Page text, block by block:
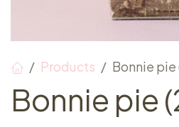
Products Bonnie
Bonnie pie